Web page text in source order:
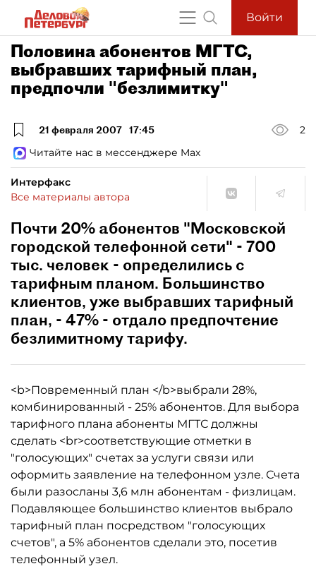
Войти
Половина абонентов МГТС,
выбравших тарифный план,
предпочли "безлимитку"
21 февраля 2007 17:45
2
Читайте нас в мессенджере Max
Интерфакс
Все материалы автора
Почти 20% абонентов "Московской
городской телефонной сети" - 700
тыс. человек - определились с
тарифным планом. Большинство
клиентов, уже выбравших тарифный
план, - 47% - отдало предпочтение
безлимитному тарифу.
<b>Повременный план </b>выбрали 28%,
комбинированный - 25% абонентов. Для выбора
тарифного плана абоненты МГТС должны
сделать <br>соответствующие отметки в
"голосующих" счетах за услуги связи или
оформить заявление на телефонном узле. Счета
были разосланы 3,6 млн абонентам - физлицам.
Подавляющее большинство клиентов выбрало
тарифный план посредством "голосующих
счетов", а 5% абонентов сделали это, посетив
телефонный узел.